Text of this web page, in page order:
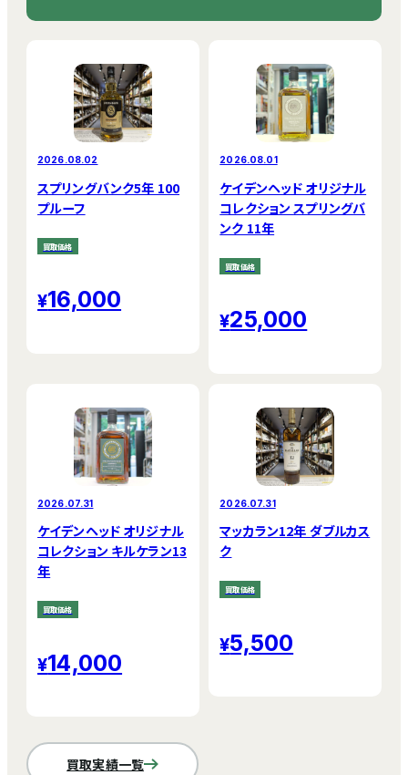
2026.08.02
スプリングバンク5年 100
プルーフ
買取価格
16,000
2026.08.01
ケイデンヘッド オリジナル
コレクション スプリングバ
ンク 11年
買取価格
25,000
2026.07.31
ケイデンヘッド オリジナル
コレクション キルケラン13
年
買取価格
14,000
2026.07.31
マッカラン12年 ダブルカス
ク
買取価格
5,500
買取実績一覧